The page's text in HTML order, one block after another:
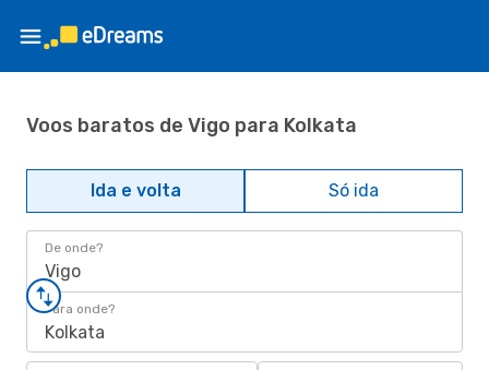
Voos baratos de Vigo para Kolkata
Ida e volta Só ida
De onde?
Vigo
Para onde?
Kolkata